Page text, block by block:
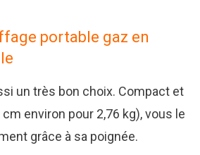
portable gaz en
un très bon choix. Compact et
cm environ pour 2,76 kg), vous le
grâce à sa poignée.